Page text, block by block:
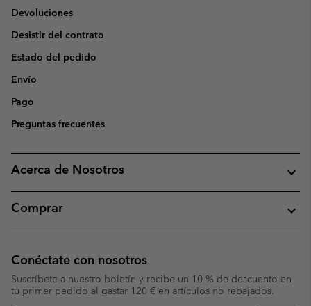
Devoluciones
Desistir del contrato
Estado del pedido
Envío
Pago
Preguntas frecuentes
Acerca de Nosotros
Comprar
Conéctate con nosotros
Suscríbete a nuestro boletín y recibe un 10 % de descuento en
tu primer pedido al gastar 120 € en artículos no rebajados.